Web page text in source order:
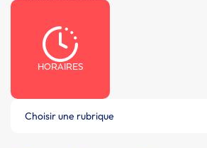
HORAIRES
Choisir une rubrique